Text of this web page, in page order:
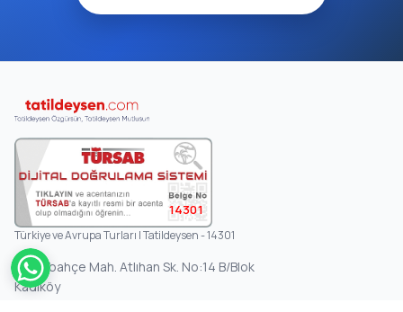
14301
Türkiye ve Avrupa Turları | Tatildeysen - 14301
Fenerbahçe Mah. Atlıhan Sk. No:14 B/Blok
Kadıköy